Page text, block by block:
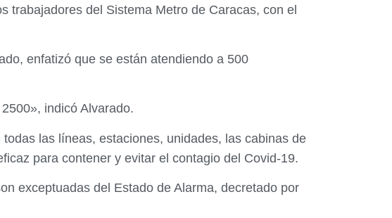
trabajadores del Sistema Metro de Caracas, con el
enfatizó que se están atendiendo a 500
indicó Alvarado.
las líneas, estaciones, unidades, las cabinas de
para contener y evitar el contagio del Covid-19.
exceptuadas del Estado de Alarma, decretado por